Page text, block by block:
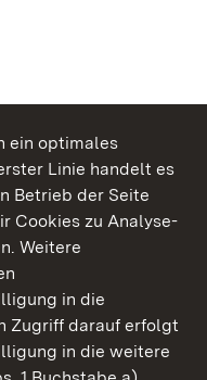
ein optimales
Linie handelt es
Betrieb der Seite
Cookies zu Analyse-
Weitere
in die
Zugriff darauf erfolgt
in die weitere
Württemberg